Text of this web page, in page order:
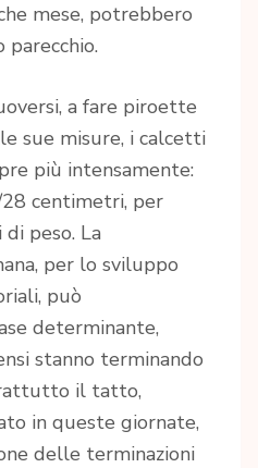
mese, potrebbero
parecchio.
a fare piroette
sue misure, i calcetti
più intensamente:
centimetri, per
peso. La
per lo sviluppo
può
determinante,
stanno terminando
il tatto,
in queste giornate,
delle terminazioni